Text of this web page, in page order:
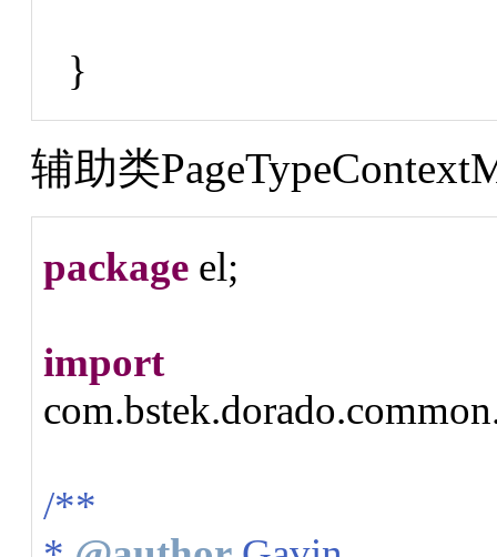
}
辅助类
package el;
import
/**